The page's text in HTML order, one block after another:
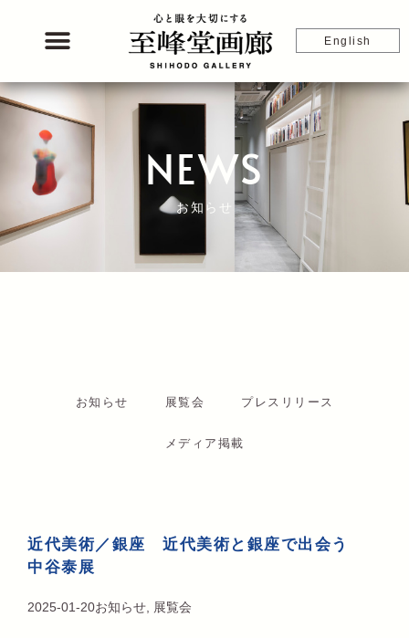
キ
ッ
English
NEWS
お知らせ
お知らせ 展覧会 プレスリリース
メディア掲載
近代美術／銀座 近代美術と銀座で出会う
中谷泰展
2025-01-20お知らせ 展覧会